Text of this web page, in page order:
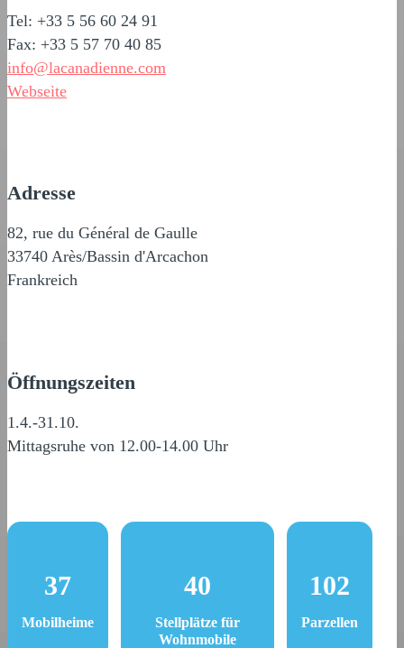
Tel: +33 5 56 60 24 91
Fax: +33 5 57 70 40 85
info@lacanadienne.com
Webseite
Adresse
82, rue du Général de Gaulle
33740 Arès/Bassin d'Arcachon
Frankreich
Öffnungszeiten
1.4.-31.10.
Mittagsruhe von 12.00-14.00 Uhr
37
Mobilheime
40
Stellplätze für
Wohnmobile
102
Parzellen